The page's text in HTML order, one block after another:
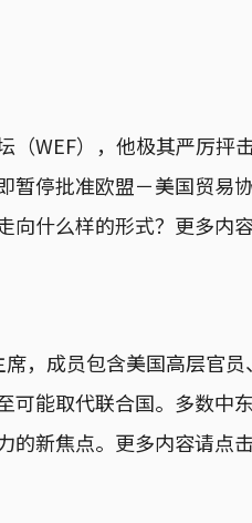
WEF），他极其严厉抨
停批准欧盟－美国贸易
什么样的形式？更多内
，成员包含美国高层官员
能取代联合国。多数中
新焦点。更多内容请点击